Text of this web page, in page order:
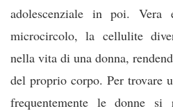
adolescenziale in poi.
microcircolo, la cellulite
nella vita di una donna,
del proprio corpo. Per trovare
frequentemente le donne